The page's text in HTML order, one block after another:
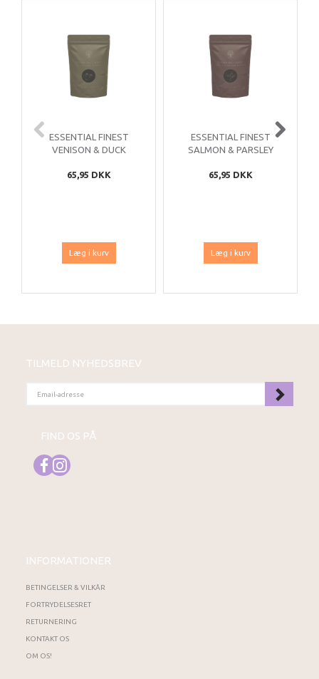
ESSENTIAL FINEST
VENISON & DUCK
65,95 DKK
Læg i kurv
ESSENTIAL FINEST
SALMON & PARSLEY
20STK (LEVERING
65,95 DKK
Læg i kurv
TILMELD NYHEDSBREV
ADRESSE
FIND OS PÅ
INFORMATIONER
BETINGELSER & VILKÅR
FORTRYDELSESRET
RETURNERING
KONTAKT OS
OM OS!